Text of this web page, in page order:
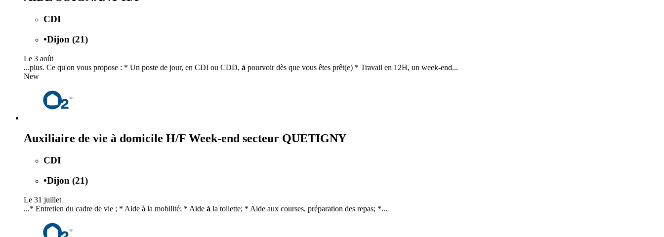
CDI
•Dijon (21)
Le 3 août
...plus. Ce qu'on vous propose : * Un poste de jour, en CDI ou CDD, à pourvoir dès que vous êtes prêt(e) * Travail en 12H, un week-end...
New
Auxiliaire de vie à domicile H/F Week-end secteur QUETIGNY
CDI
•Dijon (21)
Le 31 juillet
...* Entretien du cadre de vie ; * Aide à la mobilité; * Aide à la toilette; * Aide aux courses, préparation des repas; *...